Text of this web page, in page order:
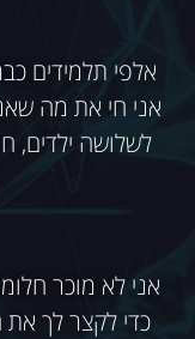
אלפי תלמידים
אני חי את מה
לשלושה ילדים,
אני לא מוכר
כדי לקצר לך את